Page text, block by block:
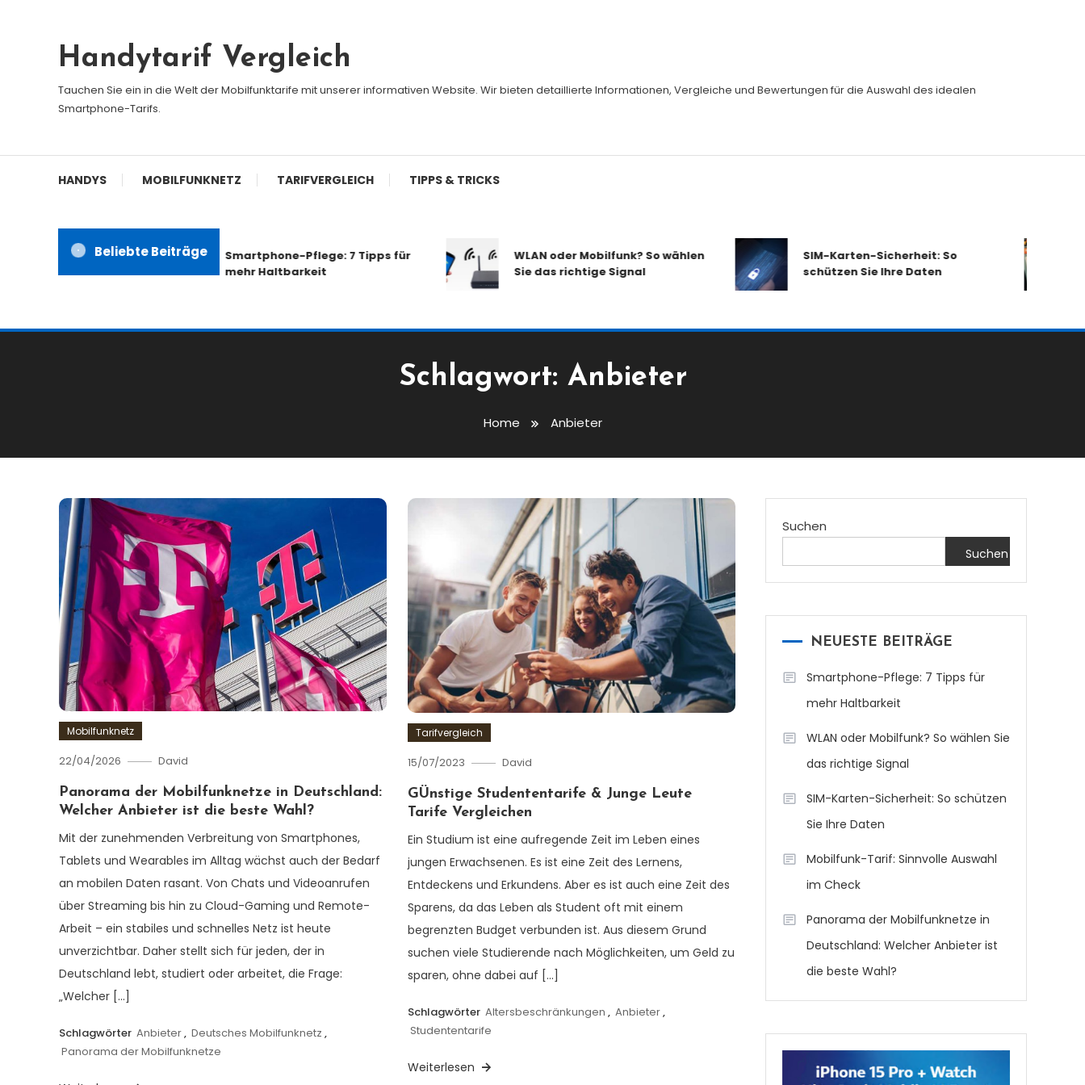
Handytarif Vergleich
Tauchen Sie ein in die Welt der Mobilfunktarife mit unserer informativen Website. Wir bieten detaillierte Informationen, Vergleiche und Bewertungen für die Auswahl des idealen
Smartphone-Tarifs.
HANDYS MOBILFUNKNETZ TARIFVERGLEICH TIPPS & TRICKS
Beliebte Beiträge
Smartphone-Pflege: 7 Tipps für
mehr Haltbarkeit
WLAN oder Mobilfunk? So wählen
Sie das richtige Signal
SIM-Karten-Sicherheit: So
schützen Sie Ihre Daten
Schlagwort: Anbieter
Home Anbieter
Mobilfunknetz
22/04/2026 David
Panorama der Mobilfunknetze in Deutschland:
Welcher Anbieter ist die beste Wahl?
Mit der zunehmenden Verbreitung von Smartphones,
Tablets und Wearables im Alltag wächst auch der Bedarf
an mobilen Daten rasant. Von Chats und Videoanrufen
über Streaming bis hin zu Cloud-Gaming und Remote-
Arbeit – ein stabiles und schnelles Netz ist heute
unverzichtbar. Daher stellt sich für jeden, der in
Deutschland lebt, studiert oder arbeitet, die Frage:
„Welcher […]
Schlagwörter Anbieter, Deutsches Mobilfunknetz ,
Panorama der Mobilfunknetze
Tarifvergleich
15/07/2023 David
GÜnstige Studententarife & Junge Leute
Tarife Vergleichen
Ein Studium ist eine aufregende Zeit im Leben eines
jungen Erwachsenen. Es ist eine Zeit des Lernens,
Entdeckens und Erkundens. Aber es ist auch eine Zeit des
Sparens, da das Leben als Student oft mit einem
begrenzten Budget verbunden ist. Aus diesem Grund
suchen viele Studierende nach Möglichkeiten, um Geld zu
sparen, ohne dabei auf […]
Schlagwörter Altersbeschränkungen , Anbieter,
Studententarife
Weiterlesen
Suchen
Suchen
NEUESTE BEITRÄGE
Smartphone-Pflege: 7 Tipps für
mehr Haltbarkeit
WLAN oder Mobilfunk? So wählen Sie
das richtige Signal
SIM-Karten-Sicherheit: So schützen
Sie Ihre Daten
Mobilfunk-Tarif: Sinnvolle Auswahl
im Check
Panorama der Mobilfunknetze in
Deutschland: Welcher Anbieter ist
die beste Wahl?